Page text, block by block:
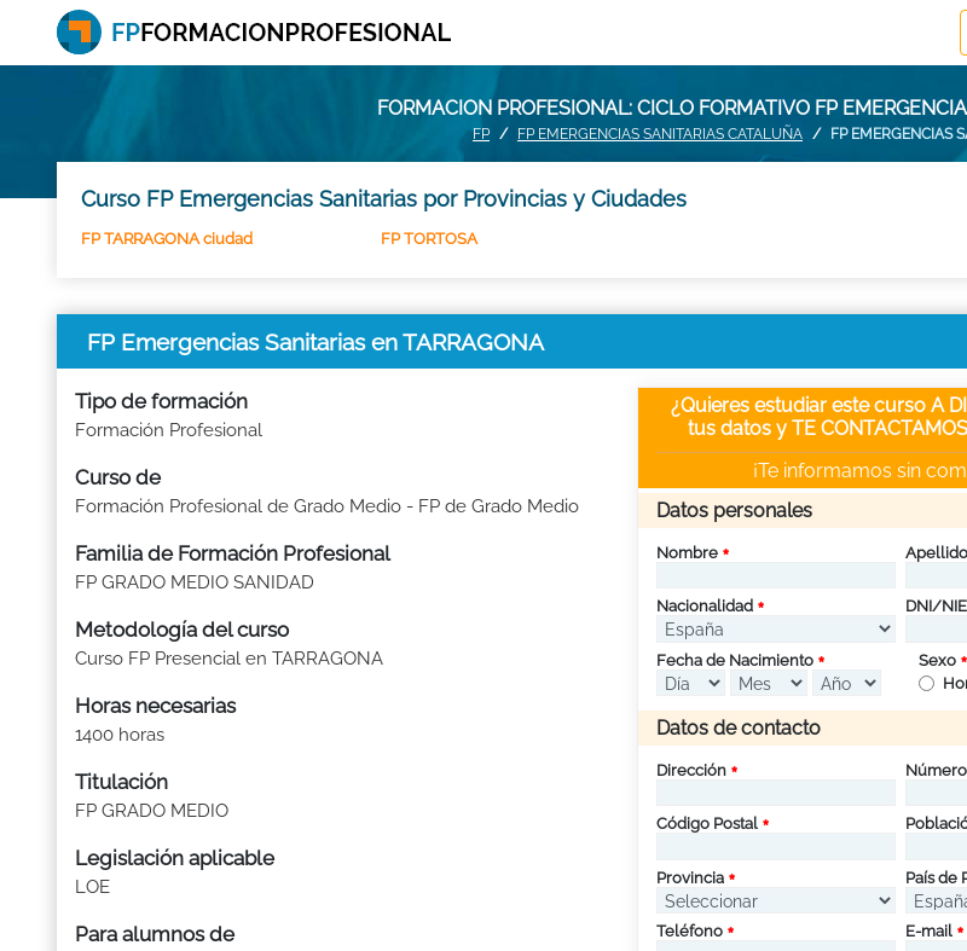
FORMACION PROFESIONAL: CICLO FORMATIVO FP
FP FP EMERGENCIAS SANITARIAS CATALUÑA FP EMERGENCIAS
Curso FP Emergencias Sanitarias por Provincias y Ciudades
FP TARRAGONA ciudad FP TORTOSA
FP Emergencias Sanitarias en TARRAGONA
Tipo de formación
Formación Profesional
Curso de
Formación Profesional de Grado Medio - FP de Grado Medio
Familia de Formación Profesional
FP GRADO MEDIO SANIDAD
Metodología del curso
Curso FP Presencial en TARRAGONA
Horas necesarias
1400 horas
Titulación
FP GRADO MEDIO
Legislación aplicable
LOE
Para alumnos de
¿Quieres estudiar este curso A
tus datos y TE
¡Te informamos sin
Datos personales
Nombre
Nacionalidad DNI/NIE
Fecha de Nacimiento
Sexo
Datos de contacto
Dirección Número
Código Postal
Provincia País de
Teléfono E-mail